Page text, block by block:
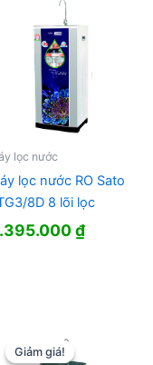
₫.
lọc nước
lọc nước RO Sato
8D 8 lõi lọc
₫
Giảm giá!
Giảm giá!